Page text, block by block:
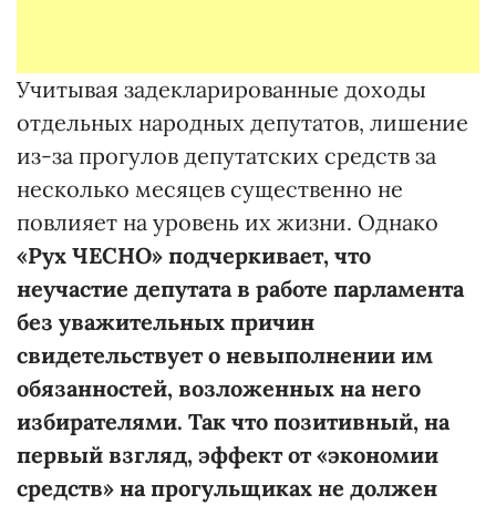
Учитывая задекларированные доходы
отдельных народных депутатов, лишение
из-за прогулов депутатских средств за
несколько месяцев существенно не
повлияет на уровень их жизни. Однако
«Рух ЧЕСНО» подчеркивает, что
неучастие депутата в работе парламента
без уважительных причин
свидетельствует о невыполнении им
обязанностей, возложенных на него
избирателями. Так что позитивный, на
первый взгляд, эффект от «экономии
средств» на прогульщиках не должен